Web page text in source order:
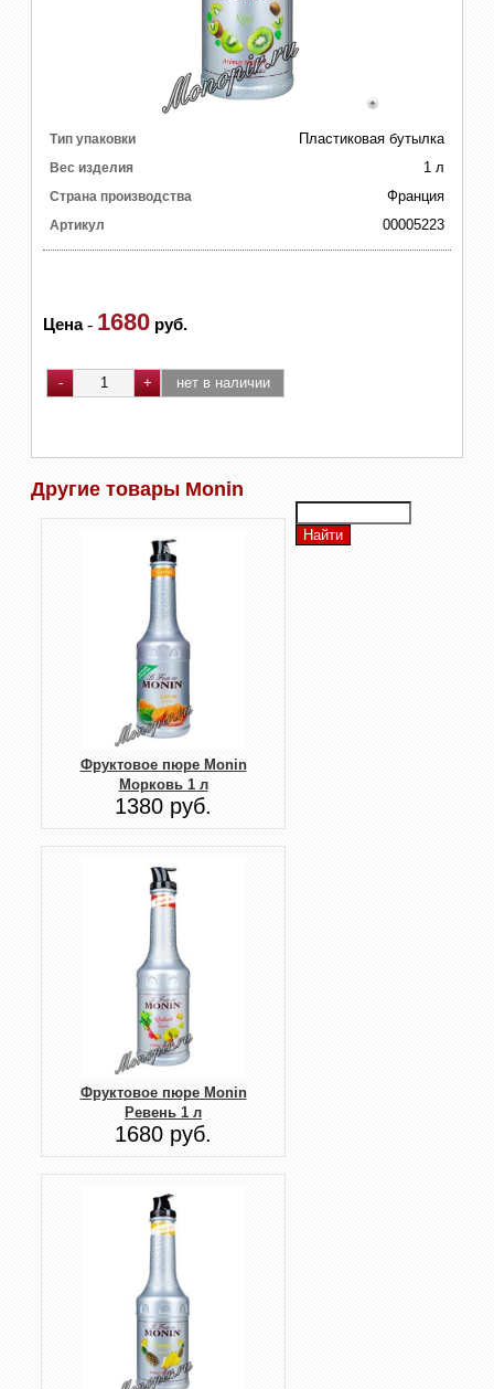
Тип упаковки Пластиковая бутылка
Вес изделия 1 л
Страна производства Франция
Артикул 00005223
Цена- 1680 руб.
Другие товары Monin
Фруктовое пюре Monin
Морковь 1 л
1380 руб.
Фруктовое пюре Monin
Ревень 1 л
1680 руб.